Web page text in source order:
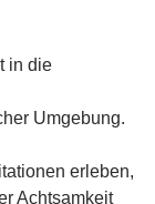
in die
Umgebung.
erleben,
Achtsamkeit